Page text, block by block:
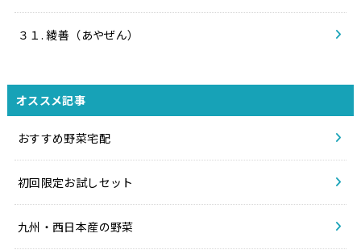
３１. 綾善（あやぜん）
オススメ記事
おすすめ野菜宅配
初回限定お試しセット
九州・西日本産の野菜